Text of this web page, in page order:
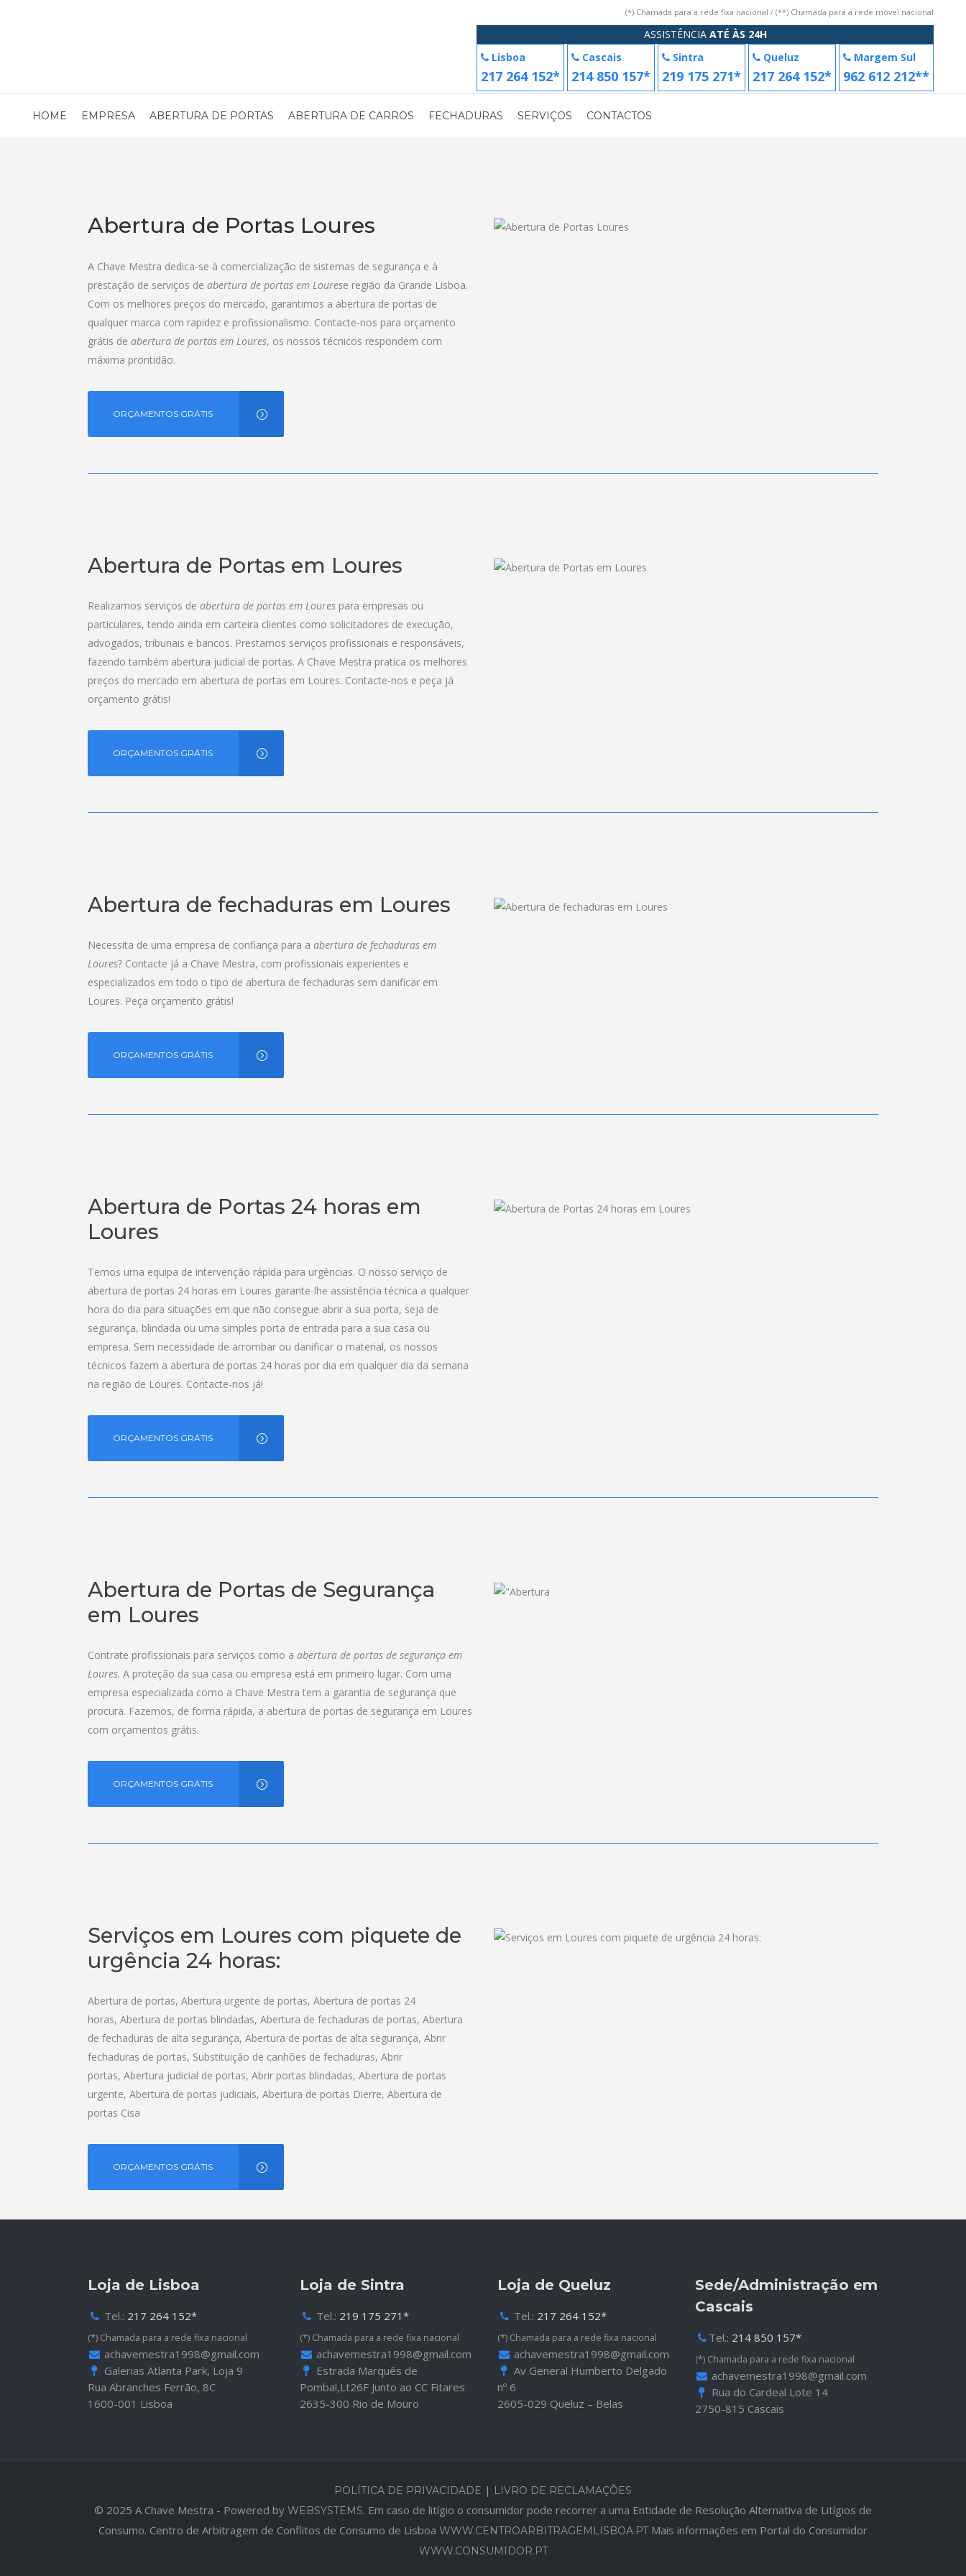
(*) Chamada para a rede fixa nacional / (**) Chamada para a rede móvel nacional
ASSISTÊNCIA ATÉ ÀS 24H
Lisboa
217 264 152*
Cascais
214 850 157*
Sintra
219 175 271*
Queluz
217 264 152*
Margem Sul
962 612 212**
HOME EMPRESA ABERTURA DE PORTAS ABERTURA DE CARROS FECHADURAS SERVIÇOS CONTACTOS
Abertura de Portas Loures
A Chave Mestra dedica-se à comercialização de sistemas de segurança e à
prestação de serviços de abertura de portas em Lourese região da Grande Lisboa.
Com os melhores preços do mercado, garantimos a abertura de portas de
qualquer marca com rapidez e profissionalismo. Contacte-nos para orçamento
grátis de abertura de portas em Loures, os nossos técnicos respondem com
máxima prontidão.
ORÇAMENTOS GRÁTIS
Abertura de Portas em Loures
Realizamos serviços de abertura de portas em Loures para empresas ou
particulares, tendo ainda em carteira clientes como solicitadores de execução,
advogados, tribunais e bancos. Prestamos serviços profissionais e responsáveis,
fazendo também abertura judicial de portas. A Chave Mestra pratica os melhores
preços do mercado em abertura de portas em Loures. Contacte-nos e peça já
orçamento grátis!
ORÇAMENTOS GRÁTIS
Abertura de fechaduras em Loures
Necessita de uma empresa de confiança para a abertura de fechaduras em
Loures? Contacte já a Chave Mestra, com profissionais experientes e
especializados em todo o tipo de abertura de fechaduras sem danificar em
Loures. Peça orçamento grátis!
ORÇAMENTOS GRÁTIS
Abertura de Portas 24 horas em
Loures
Temos uma equipa de intervenção rápida para urgências. O nosso serviço de
abertura de portas 24 horas em Loures garante-lhe assistência técnica a qualquer
hora do dia para situações em que não consegue abrir a sua porta, seja de
segurança, blindada ou uma simples porta de entrada para a sua casa ou
empresa. Sem necessidade de arrombar ou danificar o material, os nossos
técnicos fazem a abertura de portas 24 horas por dia em qualquer dia da semana
na região de Loures. Contacte-nos já!
ORÇAMENTOS GRÁTIS
Abertura de Portas de Segurança
em Loures
Contrate profissionais para serviços como a abertura de portas de segurança em
Loures. A proteção da sua casa ou empresa está em primeiro lugar. Com uma
empresa especializada como a Chave Mestra tem a garantia de segurança que
procura. Fazemos, de forma rápida, a abertura de portas de segurança em Loures
com orçamentos grátis.
ORÇAMENTOS GRÁTIS
Serviços em Loures com piquete de
urgência 24 horas:
Abertura de portas, Abertura urgente de portas, Abertura de portas 24
horas, Abertura de portas blindadas, Abertura de fechaduras de portas, Abertura
de fechaduras de alta segurança, Abertura de portas de alta segurança, Abrir
fechaduras de portas, Substituição de canhões de fechaduras, Abrir
portas, Abertura judicial de portas, Abrir portas blindadas, Abertura de portas
urgente, Abertura de portas judiciais, Abertura de portas Dierre, Abertura de
portas Cisa
ORÇAMENTOS GRÁTIS
Loja de Lisboa
Tel.: 217 264 152*
(*) Chamada para a rede fixa nacional
achavemestra1998@gmail.com
Galerias Atlanta Park, Loja 9
Rua Abranches Ferrão, 8C
1600-001 Lisboa
Loja de Sintra
Tel.: 219 175 271*
(*) Chamada para a rede fixa nacional
achavemestra1998@gmail.com
Estrada Marquês de
Pombal,Lt26F Junto ao CC Fitares
2635-300 Rio de Mouro
Loja de Queluz
Tel.: 217 264 152*
(*) Chamada para a rede fixa nacional
achavemestra1998@gmail.com
Av General Humberto Delgado
nº 6
2605-029 Queluz – Belas
Sede/Administração em
Cascais
Tel.: 214 850 157*
(*) Chamada para a rede fixa nacional
achavemestra1998@gmail.com
Rua do Cardeal Lote 14
2750-815 Cascais
POLÍTICA DE PRIVACIDADE | LIVRO DE RECLAMAÇÕES
© 2025 A Chave Mestra - Powered by WEBSYSTEMS. Em caso de litígio o consumidor pode recorrer a uma Entidade de Resolução Alternativa de Litígios de
Consumo. Centro de Arbitragem de Conflitos de Consumo de Lisboa WWW.CENTROARBITRAGEMLISBOA.PTMais informações em Portal do Consumidor
WWW.CONSUMIDOR.PT